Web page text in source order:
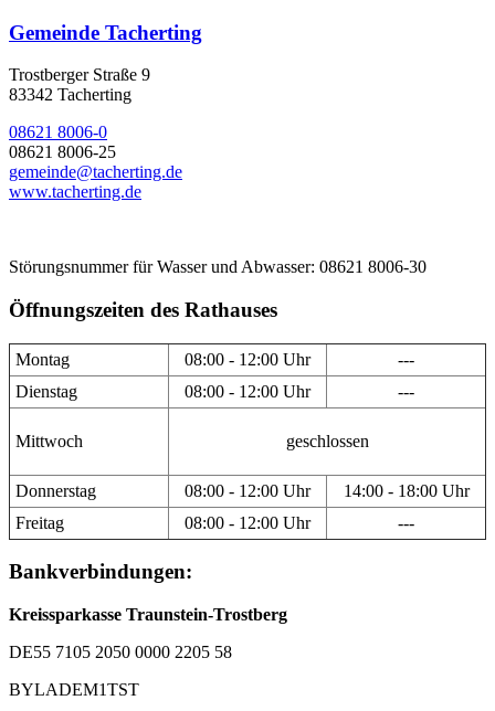
Gemeinde Tacherting
Trostberger Straße 9
83342 Tacherting
08621 8006-0
08621 8006-25
gemeinde@tacherting.de
www.tacherting.de
Störungsnummer für Wasser und Abwasser: 08621 8006-30
Öffnungszeiten des Rathauses
Montag 08:00 - 12:00 Uhr
---
Dienstag
08:00 - 12:00 Uhr ---
Mittwoch geschlossen
Donnerstag 08:00 - 12:00 Uhr
14:00 - 18:00 Uhr
Freitag
08:00 - 12:00 Uhr ---
Bankverbindungen:
Kreissparkasse Traunstein-Trostberg
DE55 7105 2050 0000 2205 58
BYLADEM1TST